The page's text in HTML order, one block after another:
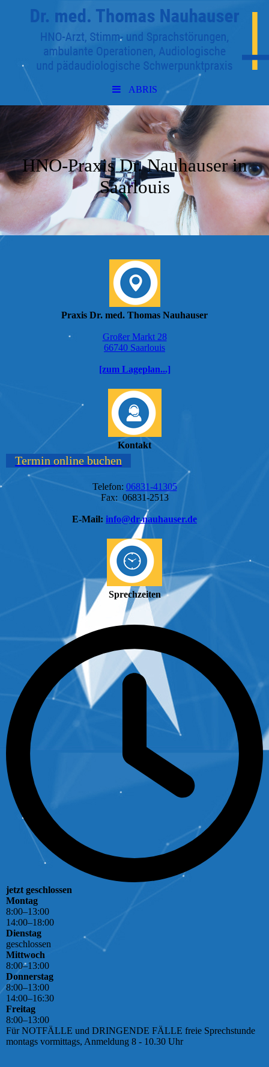
ABRIS
HNO-Praxis Dr. Nauhauser in
Saarlouis
Praxis Dr. med. Thomas Nauhauser
Großer Markt 28
66740 Saarlouis
[zum Lageplan...]
Kontakt
Termin online buchen
Telefon: 06831-41305
Fax: 06831-2513
E-Mail: info@dr-nauhauser.de
Sprechzeiten
jetzt geschlossen
Montag
8:00–13:00
14:00–18:00
Dienstag
geschlossen
Mittwoch
8:00–13:00
Donnerstag
8:00–13:00
14:00–16:30
Freitag
8:00–13:00
Für NOTFÄLLE und DRINGENDE FÄLLE freie Sprechstunde
montags vormittags, Anmeldung 8 - 10.30 Uhr